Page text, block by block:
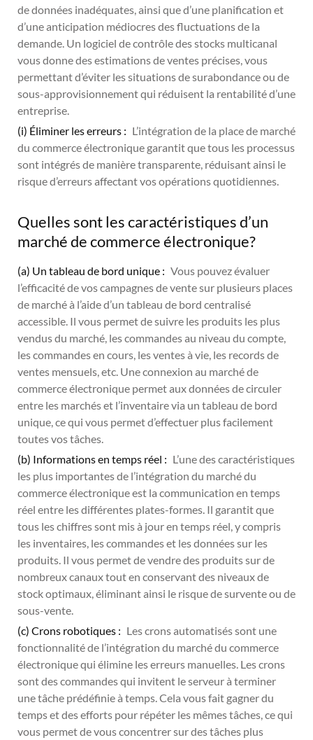
de données inadéquates, ainsi que d’une planification et
d’une anticipation médiocres des fluctuations de la
demande. Un logiciel de contrôle des stocks multicanal
vous donne des estimations de ventes précises, vous
permettant d’éviter les situations de surabondance ou de
sous-approvisionnement qui réduisent la rentabilité d’une
entreprise.
(i) Éliminer les erreurs : L’intégration de la place de marché
du commerce électronique garantit que tous les processus
sont intégrés de manière transparente, réduisant ainsi le
risque d’erreurs affectant vos opérations quotidiennes.
Quelles sont les caractéristiques d’un
marché de commerce électronique?
(a) Un tableau de bord unique : Vous pouvez évaluer
l’efficacité de vos campagnes de vente sur plusieurs places
de marché à l’aide d’un tableau de bord centralisé
accessible. Il vous permet de suivre les produits les plus
vendus du marché, les commandes au niveau du compte,
les commandes en cours, les ventes à vie, les records de
ventes mensuels, etc. Une connexion au marché de
commerce électronique permet aux données de circuler
entre les marchés et l’inventaire via un tableau de bord
unique, ce qui vous permet d’effectuer plus facilement
toutes vos tâches.
(b) Informations en temps réel : L’une des caractéristiques
les plus importantes de l’intégration du marché du
commerce électronique est la communication en temps
réel entre les différentes plates-formes. Il garantit que
tous les chiffres sont mis à jour en temps réel, y compris
les inventaires, les commandes et les données sur les
produits. Il vous permet de vendre des produits sur de
nombreux canaux tout en conservant des niveaux de
stock optimaux, éliminant ainsi le risque de survente ou de
sous-vente.
(c) Crons robotiques : Les crons automatisés sont une
fonctionnalité de l’intégration du marché du commerce
électronique qui élimine les erreurs manuelles. Les crons
sont des commandes qui invitent le serveur à terminer
une tâche prédéfinie à temps. Cela vous fait gagner du
temps et des efforts pour répéter les mêmes tâches, ce qui
vous permet de vous concentrer sur des tâches plus